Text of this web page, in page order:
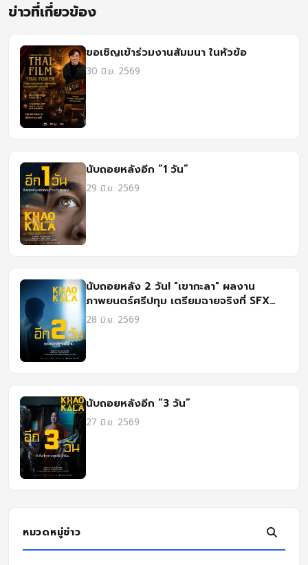
ข่าวที่เกี่ยวข้อง
ขอเชิญเข้าร่วมงานสัมมนา ในหัวข้อ
30 มิ.ย. 2569
นับถอยหลังอีก “1 วัน”
29 มิ.ย. 2569
นับถอยหลัง 2 วัน! "เขากะลา" ผลงาน
ภาพยนตร์ศรีปทุม เตรียมฉายจริงที่ SFX
เซ็นทรัล ลาดพร้าว
28 มิ.ย. 2569
นับถอยหลังอีก “3 วัน”
27 มิ.ย. 2569
หมวดหมู่ข่าว